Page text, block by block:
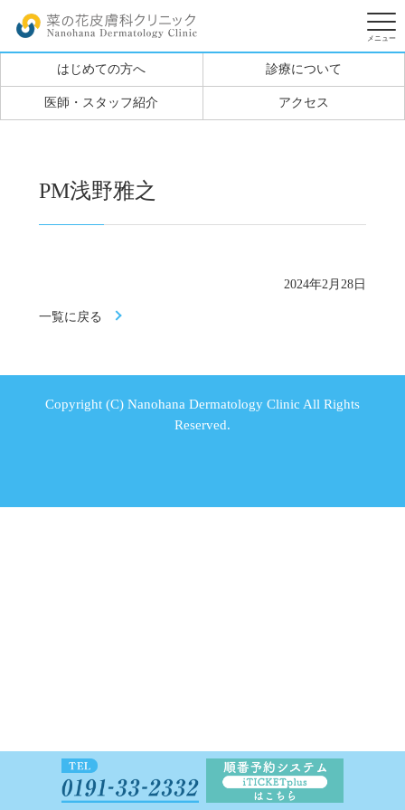
はじめての方へ 診療について
医師・スタッフ紹介 アクセス
PM浅野雅之
2024年2月28日
一覧に戻る
Copyright (C) Nanohana Dermatology Clinic All Rights
Reserved.